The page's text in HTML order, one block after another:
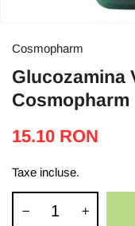
Cosmopharm
Glucozamina
Cosmopharm
15.10 RON
Taxe incluse.